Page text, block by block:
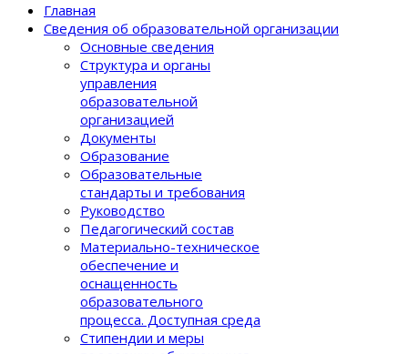
Главная
Сведения об образовательной организации
Основные сведения
Структура и органы
управления
образовательной
организацией
Документы
Образование
Образовательные
стандарты и требования
Руководство
Педагогический состав
Материально-техническое
обеспечение и
оснащенность
образовательного
процеcса. Доступная среда
Стипендии и меры